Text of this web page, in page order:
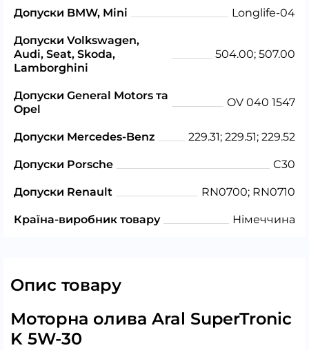
Допуски BMW, Mini Longlife-04
Допуски Volkswagen,
Audi, Seat, Skoda,
Lamborghini
504.00; 507.00
Допуски General Motors та
Opel
OV 040 1547
Допуски Mercedes-Benz 229.31; 229.51; 229.52
Допуски Porsche C30
Допуски Renault RN0700; RN0710
Країна-виробник товару Німеччина
Опис товару
Моторна олива Aral SuperTronic
K 5W-30